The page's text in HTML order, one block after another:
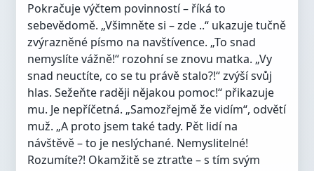
Pokračuje výčtem povinností – říká to
sebevědomě. „Všimněte si – zde ..“ ukazuje tučně
zvýrazněné písmo na navštívence. „To snad
nemyslíte vážně!“ rozohní se znovu matka. „Vy
snad neuctíte, co se tu právě stalo?!“ zvýší svůj
hlas. Sežeňte raději nějakou pomoc!“ přikazuje
mu. Je nepříčetná. „Samozřejmě že vidím“, odvětí
muž. „A proto jsem také tady. Pět lidí na
návštěvě – to je neslýchané. Nemyslitelné!
Rozumíte?! Okamžitě se ztraťte – s tím svým